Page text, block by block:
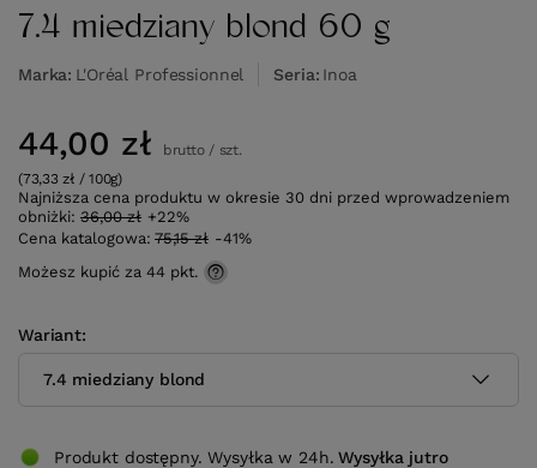
7.4 miedziany blond 60 g
Marka L'Oréal Professionnel Seria Inoa
Wariant
7.4 miedziany blond
44,00 zł brutto/ szt.
(73,33 zł / 100g)
Najniższa cena produktu w okresie 30 dni przed wprowadzeniem
obniżki: 36,00 zł +22%
Cena katalogowa: 75,15 zł -41%
Możesz kupić za 44 pkt.
Produkt dostępny. Wysyłka w 24h. Wysyłka jutro